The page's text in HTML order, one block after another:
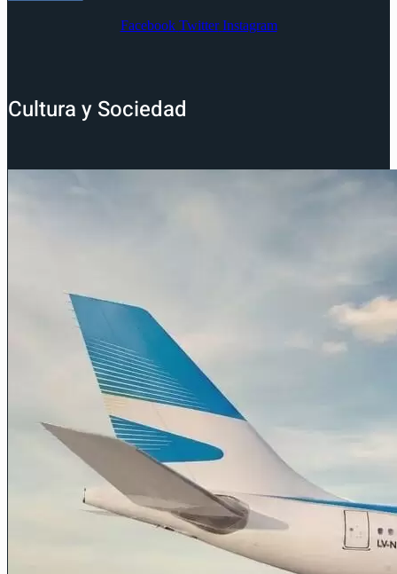
Facebook Twitter Instagram
Cultura y Sociedad